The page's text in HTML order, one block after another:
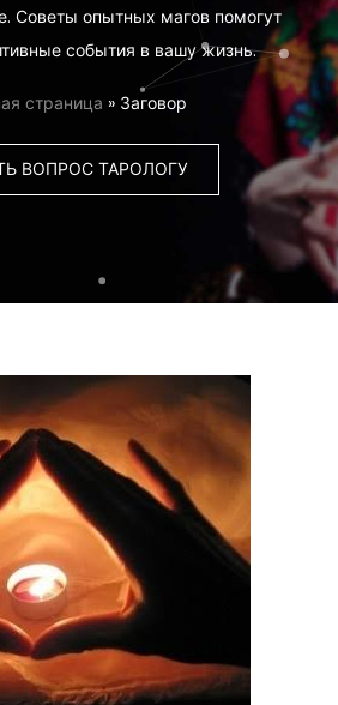
Советы опытных магов помогут
события в вашу жизнь.
страница » Заговор
ВОПРОС ТАРОЛОГУ